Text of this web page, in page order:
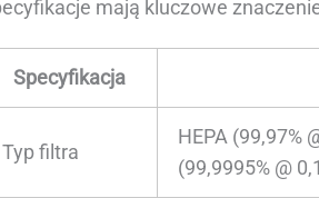
mają kluczowe
Specyfikacja
Typ filtra
HEPA (99,97%
(99,9995% @